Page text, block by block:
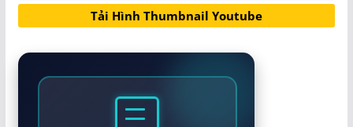
Tải Hình Thumbnail Youtube